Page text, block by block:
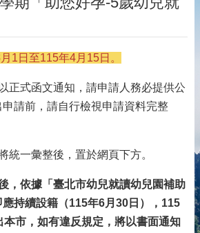
1日至115年4月15日。
正式函文通知，請申請人務必提供公
請前，請自行檢視申請資料完整
統一彙整後，置於網頁下方。
，依據「臺北市幼兒就讀幼兒園補助
持續設籍（115年6月30日），115
市，如有違反規定，將以書面通知